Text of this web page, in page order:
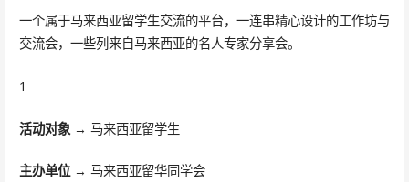
一个属于马来西亚留学生交流的平台，一连串精心设计的工作坊与
交流会，一些列来自马来西亚的名人专家分享会。
1
活动对象 → 马来西亚留学生
主办单位→ 马来西亚留华同学会